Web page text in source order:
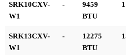
SRK10CXV-
W1
-
9459
BTU
SRK13CXV-
W1
-
12275
BTU